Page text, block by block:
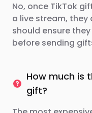
No, once TikTok
a live stream, they
should ensure
before sending
How much is
gift?